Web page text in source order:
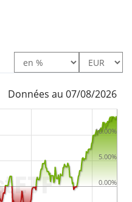
Données au 07/08/2026
0.00%
5.00%
10.00%